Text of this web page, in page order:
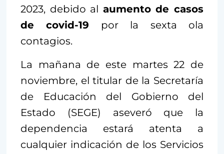
2023, debido al aumento de casos
de covid-19 por la sexta ola
contagios.
La mañana de este martes 22 de
noviembre, el titular de la Secretaría
de Educación del Gobierno del
Estado (SEGE) aseveró que la
dependencia estará atenta a
cualquier indicación de los Servicios